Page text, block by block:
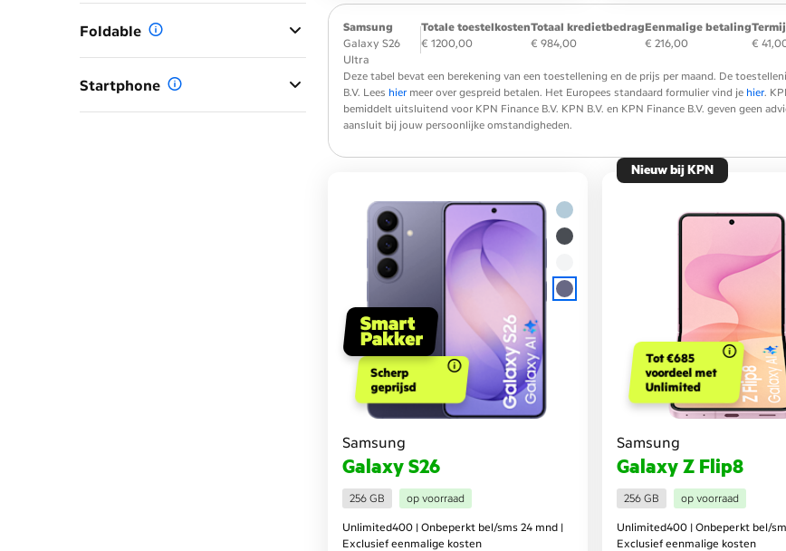
Foldable
Startphone
Samsung
Galaxy S26
Ultra
Totale toestelkosten
€ 1200,00
Totaal kredietbedrag
€ 984,00
Eenmalige betaling
€ 216,00
€
Deze tabel bevat een berekening van een toestellening en de prijs per maand. De
B.V. Lees hier meer over gespreid betalen. Het Europees standaard formulier vind je hier.
bemiddelt uitsluitend voor KPN Finance B.V. KPN B.V. en KPN Finance B.V. geven geen
aansluit bij jouw persoonlijke omstandigheden.
Scherp
geprijsd
Samsung
Galaxy S26
256 GB op voorraad
Unlimited400 | Onbeperkt bel/sms 24 mnd |
Exclusief eenmalige kosten
Tot €685
voordeel met
Unlimited
Samsung
Galaxy Z Flip8
256 GB op voorraad
Unlimited400 | Onbeperkt bel/
Exclusief eenmalige kosten
Nieuw bij KPN